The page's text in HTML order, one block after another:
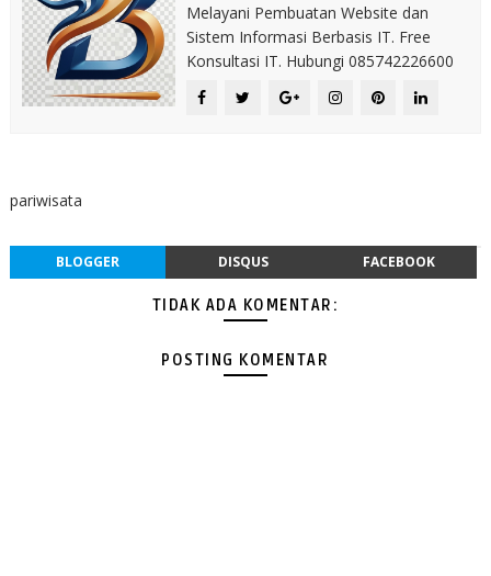
Melayani Pembuatan Website dan
Sistem Informasi Berbasis IT. Free
Konsultasi IT. Hubungi 085742226600
pariwisata
BLOGGER DISQUS FACEBOOK
TIDAK ADA KOMENTAR:
POSTING KOMENTAR